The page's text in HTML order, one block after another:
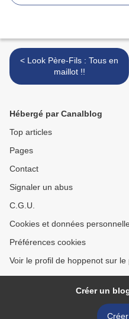
< Look Père-Fils : Tous en
maillot !!
Hébergé par Canalblog
Top articles
Pages
Contact
Signaler un abus
C.G.U.
Cookies et données
Préférences cookies
Voir le profil de hoppenot sur le
Créer un